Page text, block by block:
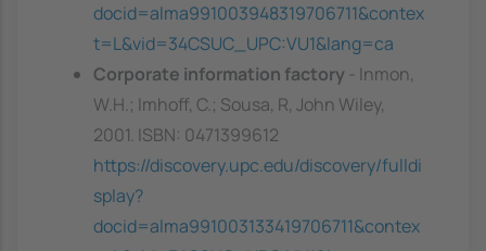
docid=alma991003948319706711&contex
t=L&vid=34CSUC_UPC:VU1&lang=ca
Corporate information factory
- Inmon,
W.H.; Imhoff, C.; Sousa, R, John Wiley,
2001. ISBN: 0471399612
https://discovery.upc.edu/discovery/fulldi
splay?
docid=alma991003133419706711&contex